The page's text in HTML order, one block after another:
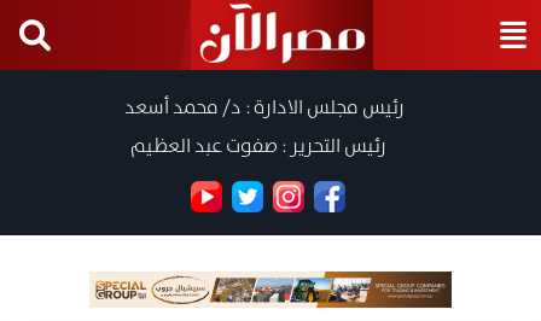
رئيس مجلس الادارة : د/ محمد أسعد
رئيس التحرير : صفوت عبد العظيم